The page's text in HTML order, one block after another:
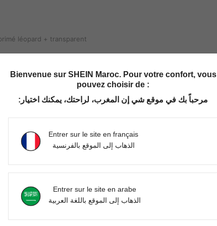
+ transparent
léopard + transparent
Bienvenue sur SHEIN Maroc. Pour votre confort, vous
pouvez choisir de :
مرحباً بك في موقع شي إن المغرب، لراحتك، يمكنك اختيار:
Entrer sur le site en français
الذهاب إلى الموقع بالفرنسية
Entrer sur le site en arabe
الذهاب إلى الموقع باللغة العربية